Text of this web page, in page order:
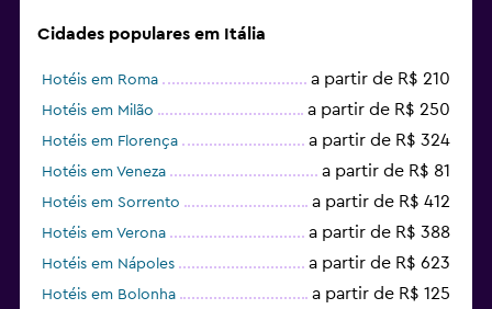
Cidades populares em Itália
Hotéis em Roma a partir de R$ 210
Hotéis em Milão a partir de R$ 250
Hotéis em Florença a partir de R$ 324
Hotéis em Veneza a partir de R$ 81
Hotéis em Sorrento a partir de R$ 412
Hotéis em Verona a partir de R$ 388
Hotéis em Nápoles a partir de R$ 623
Hotéis em Bolonha a partir de R$ 125